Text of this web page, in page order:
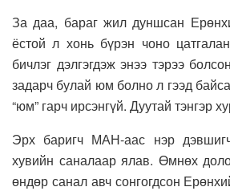
За даа, бараг жил дуншсан
ёстой л хонь бүрэн чоно
бичлэг дэлгэгдэж энээ тэрээ
задарч булай юм болно л гээд
“юм” гарч ирсэнгүй. Дуутай тэнгэр
Эрх баригч МАН-аас нэр
хувийн саналаар ялав. Өмнөх
өндөр санал авч сонгогдсон